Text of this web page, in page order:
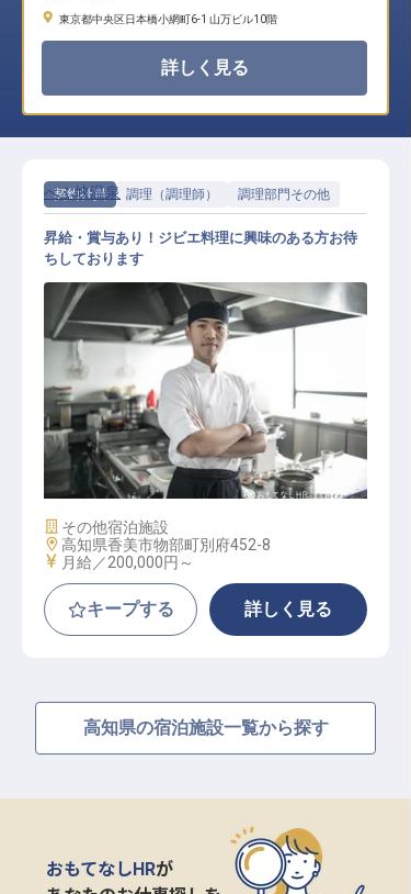
東京都中央区日本橋小網町6-1 山万ビル10階
詳しく見る
契約社員 調理（調理師） 調理部門その他
調理部門その他 / 契約社員
べふ峡温泉
昇給・賞与あり！ジビエ料理に興味のある方お待
ちしております
施設業態
その他宿泊施設
勤務地
高知県香美市物部町別府452-8
給与
月給／200,000円～
キープする 詳しく見る
高知県の宿泊施設一覧から探す
おもてなしHRが